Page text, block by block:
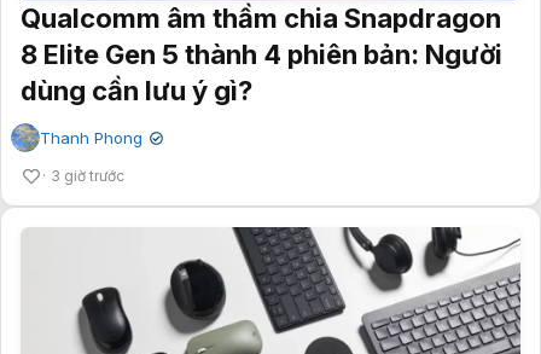
Qualcomm âm thầm chia Snapdragon
8 Elite Gen 5 thành 4 phiên bản: Người
dùng cần lưu ý gì?
Thanh Phong ✔
3 giờ trước